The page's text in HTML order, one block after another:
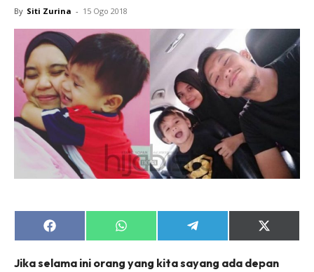
By Siti Zurina - 15 Ogo 2018
Share
on
Share
on
Share
on
Share
on
(Twitter)
Jika selama ini orang yang kita sayang ada depan